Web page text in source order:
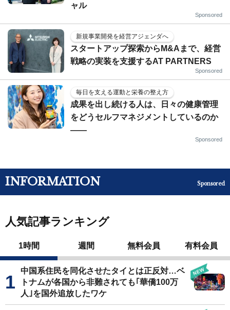
ャル
Sponsored
新規事業開発を経営アジェンダへ
スタートアップ探索からM&Aまで、経営
戦略の実装を支援するAT PARTNERS
Sponsored
毎日を支える運動と栄養の整え方
成果を出し続ける人は、日々の健康管理
をどうセルフマネジメントしているのか
——
Sponsored
INFORMATION Sponsored
人気記事ランキング
1時間 週間 無料会員 有料会員
中国系住民を同化させたタイとは正反対…ベ
トナムが各国から非難されても｢華僑100万
人｣を国外追放したワケ